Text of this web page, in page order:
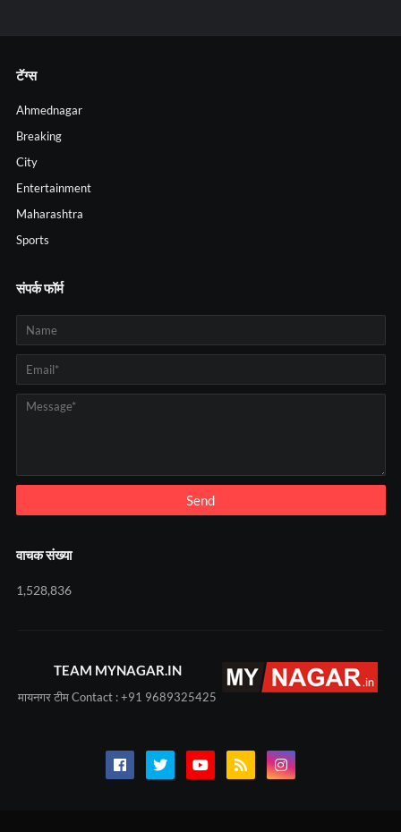
टॅग्स
Ahmednagar
Breaking
City
Entertainment
Maharashtra
Sports
संपर्क फॉर्म
वाचक संख्या
1,528,836
TEAM MYNAGAR.IN
मायनगर टीम Contact : +91 9689325425